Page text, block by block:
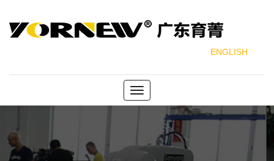
ENGLISH
Toggle
navigation